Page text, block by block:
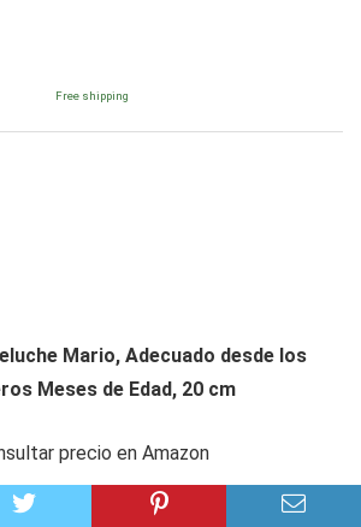
Free shipping
Mario, Adecuado desde los
Meses de Edad, 20 cm
precio en Amazon